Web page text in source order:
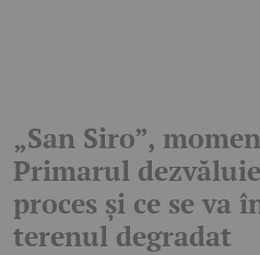
„San Siro”,
Primarul
proces și ce se va
terenul degradat